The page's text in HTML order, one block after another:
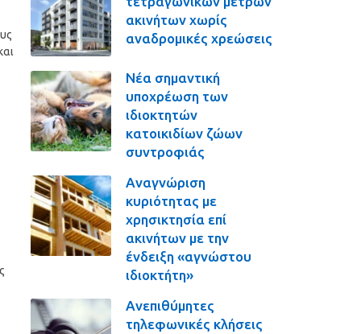
ακινήτων χωρίς
αναδρομικές χρεώσεις
Νέα σημαντική
υποχρέωση των
ιδιοκτητών
κατοικιδίων ζώων
συντροφιάς
Αναγνώριση
κυριότητας με
χρησικτησία επί
ακινήτων με την
ένδειξη «αγνώστου
ιδιοκτήτη»
Ανεπιθύμητες
τηλεφωνικές κλήσεις